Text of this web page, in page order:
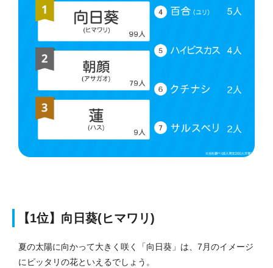
【1位】向日葵(ヒマワリ)
夏の太陽に向かって大きく咲く「向日葵」は、7月のイメージ
にピッタリの花といえるでしょう。